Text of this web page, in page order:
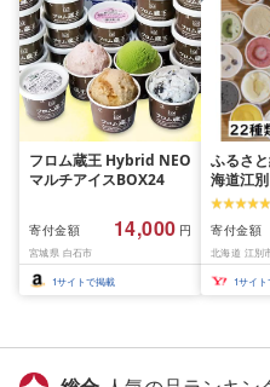
フロム蔵王 Hybrid NEO
マルチアイスBOX24
寄付金額 14,000 円
宮城県 白石市
1サイトで掲載
ふるさ
海道江
かせ22
寄付金額
北海道 江別
1サイト